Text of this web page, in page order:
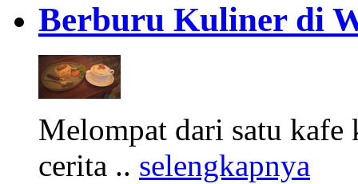
Berburu Kuliner di
Melompat dari satu
cerita .. selengkapnya